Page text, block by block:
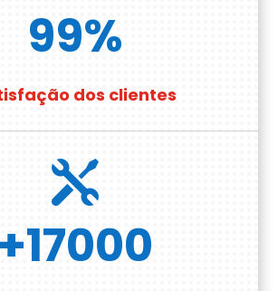
99%
dos clientes

+17000